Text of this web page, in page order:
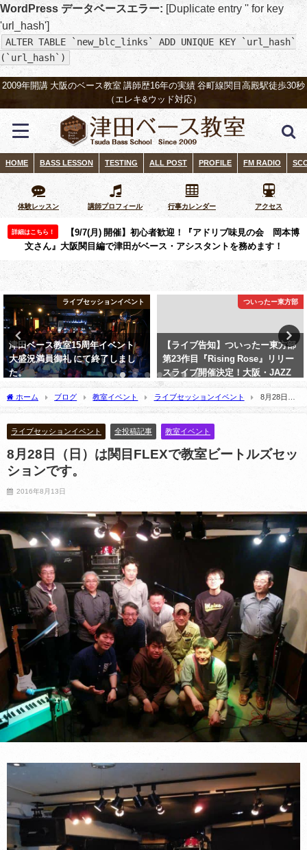
WordPress データベースエラー: [Duplicate entry '' for key
'url_hash']
ALTER TABLE `new_blc_links` ADD UNIQUE KEY `url_hash`
(`url_hash`)
2009年開講 大阪のベース教室 講師歴16年の実績 谷町線関目高殿駅徒歩30秒
（エレキ&ウッド対応）
HOME BASS LESSON TESTING ALL POST PROFILE FM RADIO
体験レッスン 講師プロフィール 行事カレンダー アクセス
詳細はこちら！
【9/7(月) 開催】初心者歓迎！『アドリブ味見の会 岡本博
文さん』大阪関目編で津田がベース・アシスタントを務めます！
ついったー東方部
【ライブ告知】ついったー東方部
第23作目『Rising Rose』リリー
スライブ開催決定！大阪・JAZZ
CLUB GALLONにてお届けします
2026年6月9日
ブログ
ヴィンテージジャズベース（61年
Fender Jazz Bass スラブ貼り 3ノ
ブ 248万円）を教室に購入しまし
た。
2021年5月5日
ホーム ブログ 教室イベント ライブセッションイベント
8月28日
（日）は関目FLEXで教室ビートルズセッションです。
ライブセッションイベント 全投稿記事 教室イベント
8月28日（日）は関目FLEXで教室ビートルズセッ
ションです。
2016年8月13日